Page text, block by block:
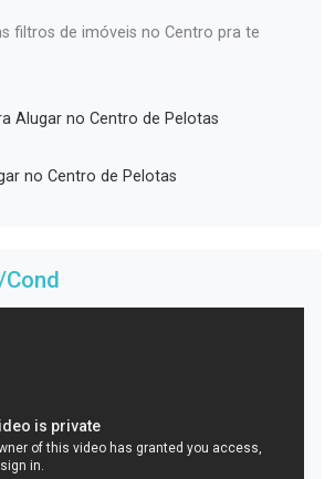
filtros de imóveis no Centro pra te
Alugar no Centro de Pelotas
no Centro de Pelotas